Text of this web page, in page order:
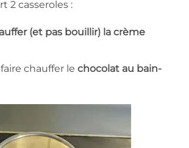
2 casseroles :
(et pas bouillir) la crème
chauffer le chocolat au bain-